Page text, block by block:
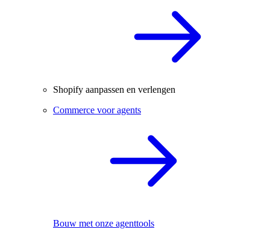
Shopify aanpassen en verlengen
Commerce voor agents
Bouw met onze agenttools